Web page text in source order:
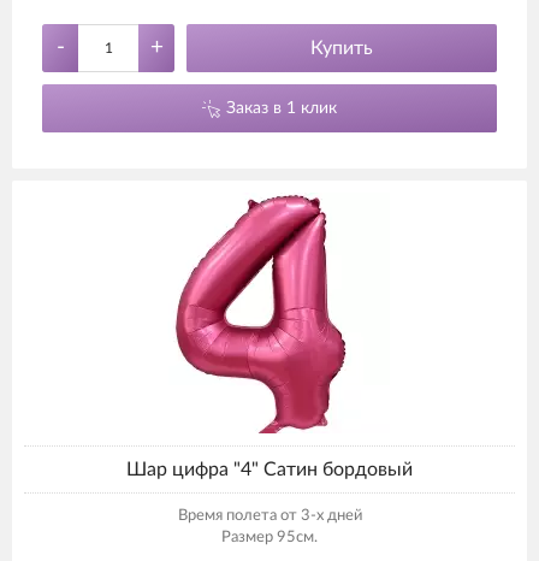
- + Купить
Заказ в 1 клик
Шар цифра "4" Сатин бордовый
Время полета от 3-х дней
Размер 95см.